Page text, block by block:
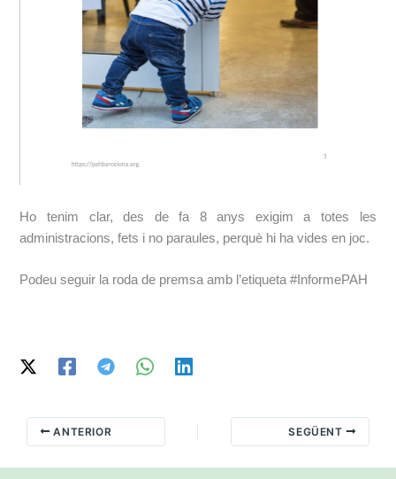
Ho tenim clar, des de fa 8 anys exigim a totes les
administracions, fets i no paraules, perquè hi ha vides en joc.
Podeu seguir la roda de premsa amb l’etiqueta #InformePAH
ANTERIOR SEGÜENT